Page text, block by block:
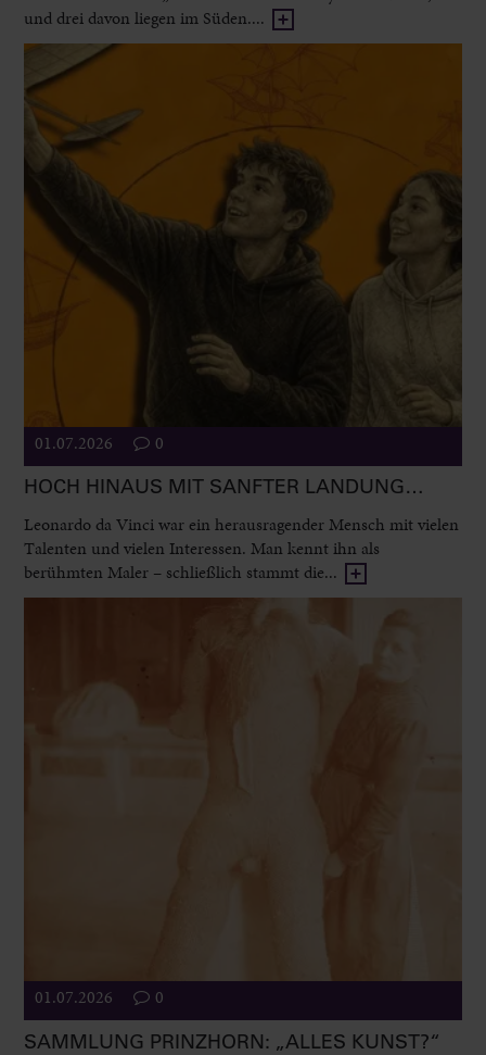
und drei davon liegen im Süden....
01.07.2026 0
HOCH HINAUS MIT SANFTER LANDUNG…
Leonardo da Vinci war ein herausragender Mensch mit vielen
Talenten und vielen Interessen. Man kennt ihn als
berühmten Maler – schließlich stammt die...
01.07.2026 0
SAMMLUNG PRINZHORN: „ALLES KUNST?“